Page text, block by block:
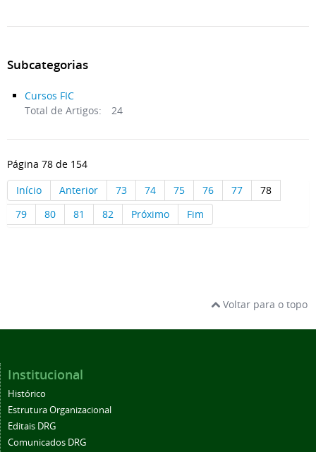
Subcategorias
Cursos FIC
Total de Artigos:
24
Página 78 de 154
Início
Anterior 73 74 75 76 77
78
79
80 81 82 Próximo Fim
Voltar para o topo
Institucional
Histórico
Estrutura Organizacional
Editais DRG
Comunicados DRG